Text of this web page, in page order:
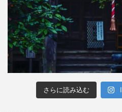
さらに読み込む